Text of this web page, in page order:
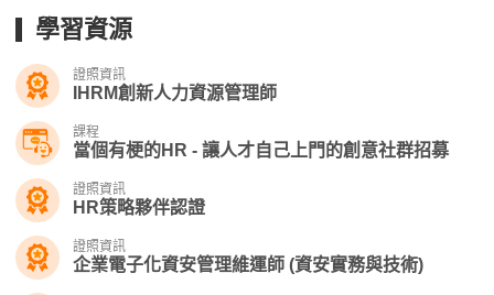
學習資源
證照資訊
IHRM創新人力資源管理師
課程
當個有梗的HR - 讓人才自己上門的創意社群招募
證照資訊
HR策略夥伴認證
證照資訊
企業電子化資安管理維運師 (資安實務與技術)